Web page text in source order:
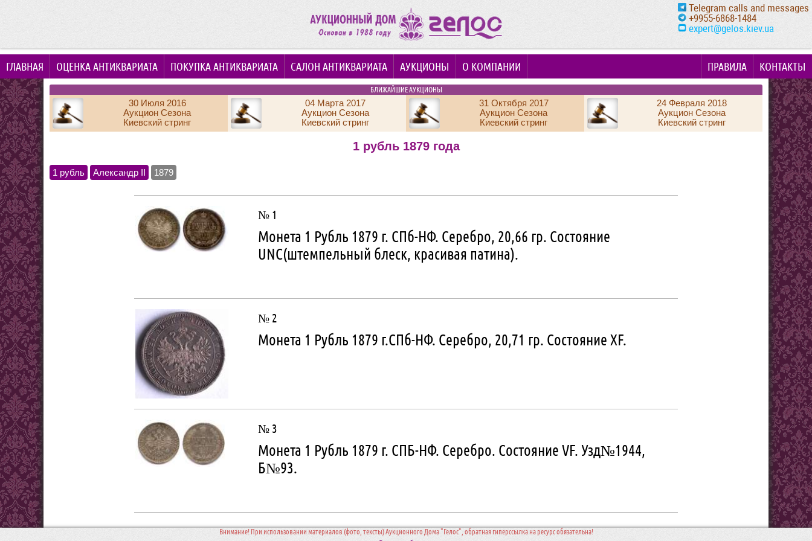
Telegram calls and messages
+9955-6868-1484
expert@gelos.kiev.ua
ГЛАВНАЯ ОЦЕНКА АНТИКВАРИАТА ПОКУПКА АНТИКВАРИАТА САЛОН АНТИКВАРИАТА АУКЦИОНЫ О КОМПАНИИ КОНТАКТЫ
ПРАВИЛА
БЛИЖАЙШИЕ АУКЦИОНЫ
30 Июля 2016
Аукцион Сезона
Киевский стринг
04 Марта 2017
Аукцион Сезона
Киевский стринг
31 Октября 2017
Аукцион Сезона
Киевский стринг
24 Февраля 2018
Аукцион Сезона
Киевский стринг
1 рубль 1879 года
1 рубль Александр II 1879
№ 1
Монета 1 Рубль 1879 г. СПб-НФ. Серебро, 20,66 гр. Состояние
UNC(штемпельный блеск, красивая патина).
№ 2
Монета 1 Рубль 1879 г.СПб-НФ. Серебро, 20,71 гр. Состояние XF.
№ 3
Монета 1 Рубль 1879 г. СПБ-НФ. Серебро. Состояние VF. Узд№1944,
Б№93.
Внимание! При использовании материалов (фото, тексты) Аукционного Дома "Гелос", обратная гиперссылка на ресурс обязательна!